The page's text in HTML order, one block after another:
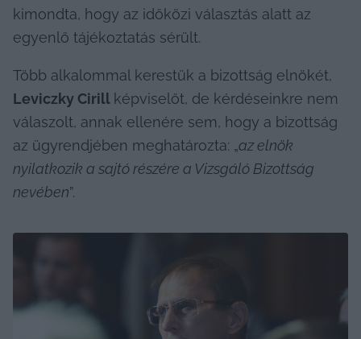
kimondta, hogy az időközi választás alatt az
egyenlő tájékoztatás sérült.
Leviczky Cirill képviselőt, de kérdéseinkre nem
válaszolt, annak ellenére sem, hogy a bizottság
az ügyrendjében meghatározta: „az elnök
nyilatkozik a sajtó részére a Vizsgáló Bizottság
nevében”.